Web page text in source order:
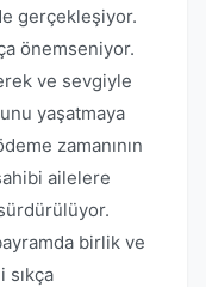
gerçekleşiyor.
önemseniyor.
ve sevgiyle
yaşatmaya
zamanının
ailelere
birlik ve
sıkça